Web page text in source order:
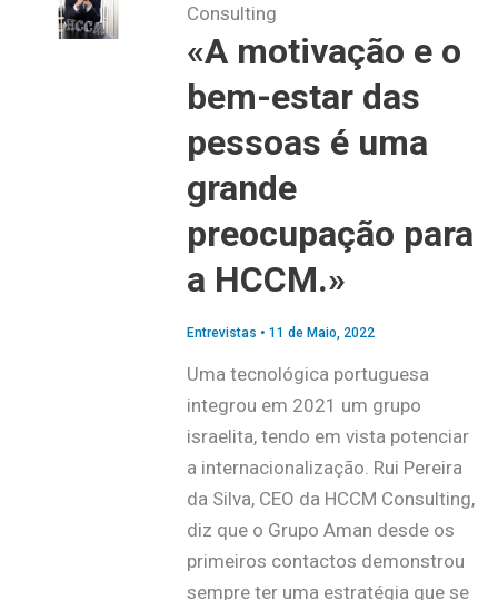
Consulting
«A motivação e o
bem-estar das
pessoas é uma
grande
preocupação para
a HCCM.»
Entrevistas • 11 de Maio, 2022
Uma tecnológica portuguesa
integrou em 2021 um grupo
israelita, tendo em vista potenciar
a internacionalização. Rui Pereira
da Silva, CEO da HCCM Consulting,
diz que o Grupo Aman desde os
primeiros contactos demonstrou
sempre ter uma estratégia que se